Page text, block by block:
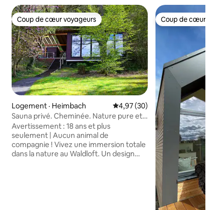
Coup de cœur voyageurs
Coup de cœur voyageurs
Logement · Heimbach Note moyenne de 4,97 sur 5,
4,97 (30)
Sauna privé. Cheminée. Nature pure et
calme.
Avertissement : 18 ans et plus
seulement | Aucun animal de
compagnie ! Vivez une immersion totale
dans la nature au Waldloft. Un design
Coup de cœur
Coup de cœur